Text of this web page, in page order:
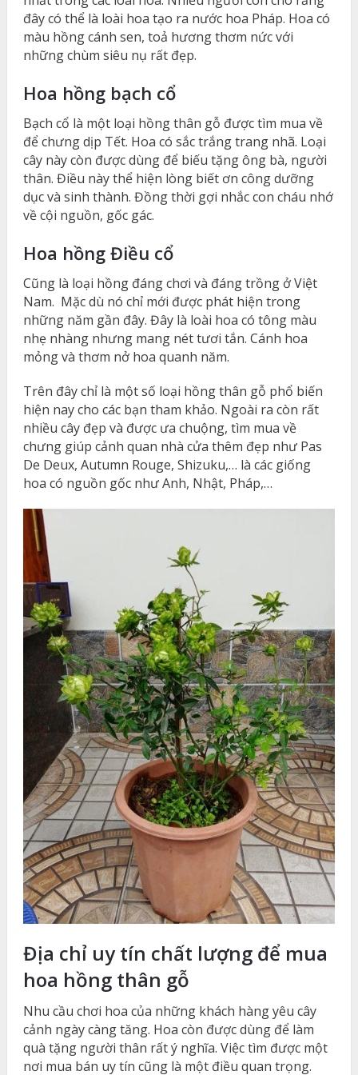
đây có thể là loài hoa tạo ra nước hoa Pháp. Hoa có
màu hồng cánh sen, toả hương thơm nức với
những chùm siêu nụ rất đẹp.
Hoa hồng bạch cổ
Bạch cổ là một loại hồng thân gỗ được tìm mua về
để chưng dịp Tết. Hoa có sắc trắng trang nhã. Loại
cây này còn được dùng để biếu tặng ông bà, người
thân. Điều này thể hiện lòng biết ơn công dưỡng
dục và sinh thành. Đồng thời gợi nhắc con cháu nhớ
về cội nguồn, gốc gác.
Hoa hồng Điều cổ
Cũng là loại hồng đáng chơi và đáng trồng ở Việt
Nam. Mặc dù nó chỉ mới được phát hiện trong
những năm gần đây. Đây là loài hoa có tông màu
nhẹ nhàng nhưng mang nét tươi tắn. Cánh hoa
mỏng và thơm nở hoa quanh năm.
Trên đây chỉ là một số loại hồng thân gỗ phổ biến
hiện nay cho các bạn tham khảo. Ngoài ra còn rất
nhiều cây đẹp và được ưa chuộng, tìm mua về
chưng giúp cảnh quan nhà cửa thêm đẹp như Pas
De Deux, Autumn Rouge, Shizuku,… là các giống
hoa có nguồn gốc như Anh, Nhật, Pháp,…
Địa chỉ uy tín chất lượng để mua
hoa hồng thân gỗ
Nhu cầu chơi hoa của những khách hàng yêu cây
cảnh ngày càng tăng. Hoa còn được dùng để làm
quà tặng người thân rất ý nghĩa. Việc tìm được một
nơi mua bán uy tín cũng là một điều quan trọng.